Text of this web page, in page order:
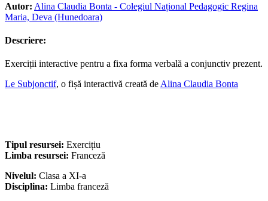
Autor: Alina Claudia Bonta - Colegiul Național Pedagogic Regina
Maria, Deva (Hunedoara)
Descriere:
Exerciții interactive pentru a fixa forma verbală a conjunctiv prezent.
Le Subjonctif, o fișă interactivă creată de Alina Claudia Bonta
Tipul resursei: Exercițiu
Limba resursei: Franceză
Nivelul: Clasa a XI-a
Disciplina: Limba franceză